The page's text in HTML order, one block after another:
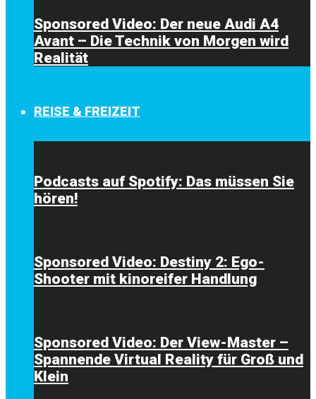
Sponsored Video: Der neue Audi A4
Avant – Die Technik von Morgen wird
Realität
REISE & FREIZEIT
Podcasts auf Spotify: Das müssen Sie
hören!
Sponsored Video: Destiny 2: Ego-
Shooter mit kinoreifer Handlung
Sponsored Video: Der View-Master –
Spannende Virtual Reality für Groß und
Klein